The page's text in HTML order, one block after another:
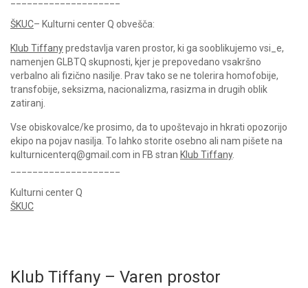
ŠKUC– Kulturni center Q obvešča:
Klub Tiffanypredstavlja varen prostor, ki ga sooblikujemo vsi_e,
namenjen GLBTQ skupnosti, kjer je prepovedano vsakršno
verbalno ali fizično nasilje. Prav tako se ne tolerira homofobije,
transfobije, seksizma, nacionalizma, rasizma in drugih oblik
zatiranj.
Vse obiskovalce/ke prosimo, da to upoštevajo in hkrati opozorijo
ekipo na pojav nasilja. To lahko storite osebno ali nam pišete na
kulturnicenterq@gmail.com in FB stran Klub Tiffany.
Kulturni center Q
ŠKUC
Klub Tiffany – Varen prostor